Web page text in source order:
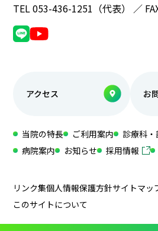
TEL 053-436-1251（代表） ／
アクセス お
当院の特長 ご利用案内 診療科
病院案内
お知らせ 採用情報
リンク集個人情報保護方針サイトマッ
このサイトについて